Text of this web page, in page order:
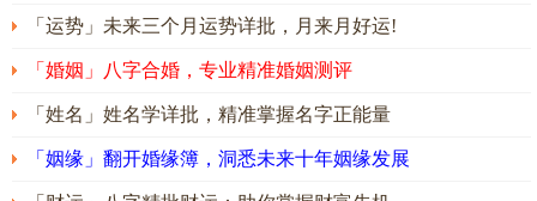
的帮助和支持下取得成功。
瑶新名字能打多少分？
瑶新名字评分为：90
分（评分由卜易居根据姓名五格
数理测算得出，仅供参考）
「运势」未来三个月运势详批，月来月好运!
「婚姻」八字合婚，专业精准婚姻测评
「姓名」姓名学详批，精准掌握名字正能量
「姻缘」翻开婚缘簿，洞悉未来十年姻缘发展